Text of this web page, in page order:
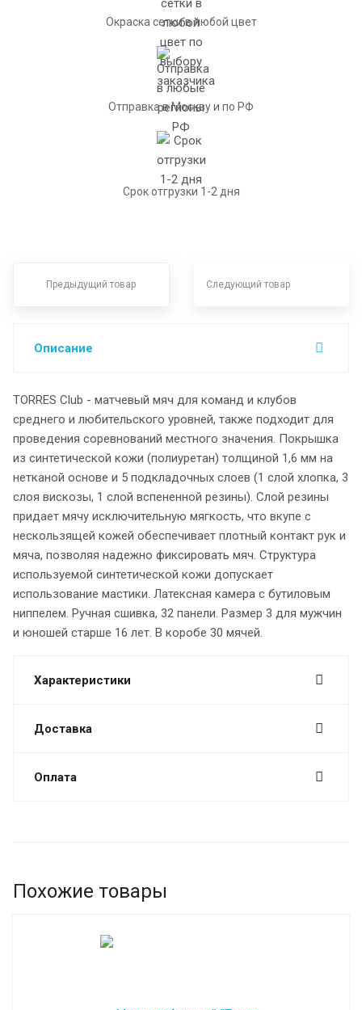
Окраска сетки в любой цвет
Отправка в Москву и по РФ
Срок отгрузки 1-2 дня
Предыдущий товар Следующий товар
Описание
TORRES Club - матчевый мяч для команд и клубов
среднего и любительского уровней, также подходит для
проведения соревнований местного значения. Покрышка
из синтетической кожи (полиуретан) толщиной 1,6 мм на
нетканой основе и 5 подкладочных слоев (1 слой хлопка, 3
слоя вискозы, 1 слой вспененной резины). Слой резины
придает мячу исключительную мягкость, что вкупе с
нескользящей кожей обеспечивает плотный контакт рук и
мяча, позволяя надежно фиксировать мяч. Структура
используемой синтетической кожи допускает
использование мастики. Латексная камера с бутиловым
ниппелем. Ручная сшивка, 32 панели. Размер 3 для мужчин
и юношей старше 16 лет. В коробе 30 мячей.
Характеристики
Доставка
Оплата
Похожие товары